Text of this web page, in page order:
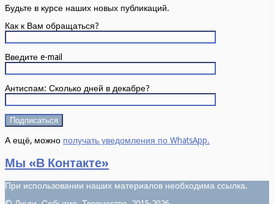
Будьте в курсе наших новых публикаций.
Как к Вам обращаться?
Введите e-mail
Антиспам: Сколько дней в декабре?
А ещё, можно получать уведомления по WhatsApp.
Мы «В Контакте»
При использовании наших материалов необходима ссылка.